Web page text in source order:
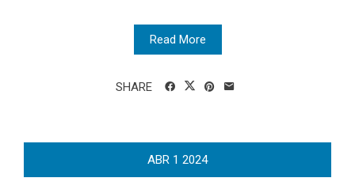
Read More
SHARE
ABR 1 2024